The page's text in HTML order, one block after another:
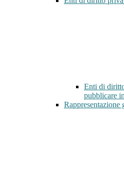
Enti di
pubblicare
Rappresentazione